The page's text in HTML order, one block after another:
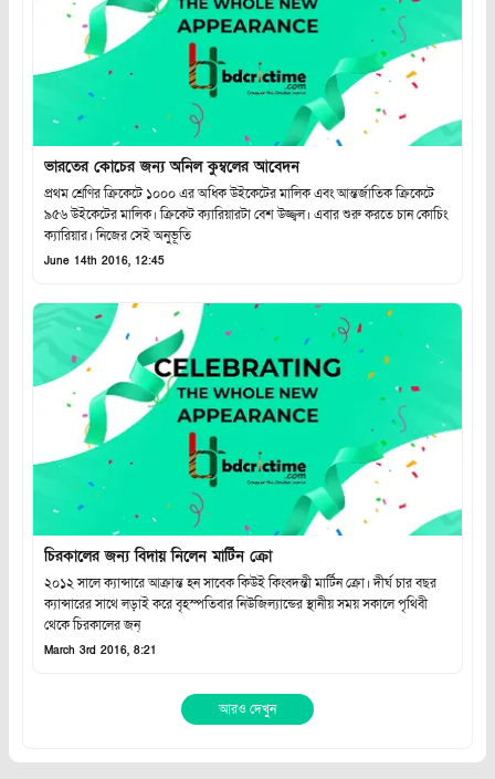
ভারতের কোচের জন্য অনিল কুম্বলের আবেদন
প্রথম শ্রেণির ক্রিকেটে ১০০০ এর অধিক উইকেটের মালিক এবং আন্তর্জাতিক ক্রিকেটে
৯৫৬ উইকেটের মালিক। ক্রিকেট ক্যারিয়ারটা বেশ উজ্জ্বল। এবার শুরু করতে চান কোচিং
ক্যারিয়ার। নিজের সেই অনুভূতি
June 14th 2016, 12:45
চিরকালের জন্য বিদায় নিলেন মার্টিন ক্রো
২০১২ সালে ক্যান্সারে আক্রান্ত হন সাবেক কিউই কিংবদন্তী মার্টিন ক্রো। দীর্ঘ চার বছর
ক্যান্সারের সাথে লড়াই করে বৃহস্পতিবার নিউজিল্যান্ডের স্থানীয় সময় সকালে পৃথিবী
থেকে চিরকালের জন্
March 3rd 2016, 8:21
আরও দেখুন